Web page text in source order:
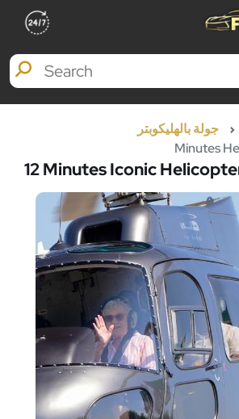
جولة بالهليكوبتر
12 Minutes Iconic